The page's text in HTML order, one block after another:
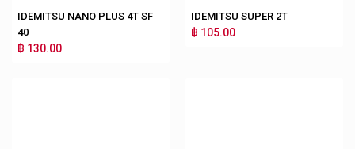
IDEMITSU NANO PLUS 4T SF
40
฿ 130.00
IDEMITSU SUPER 2T
฿ 105.00